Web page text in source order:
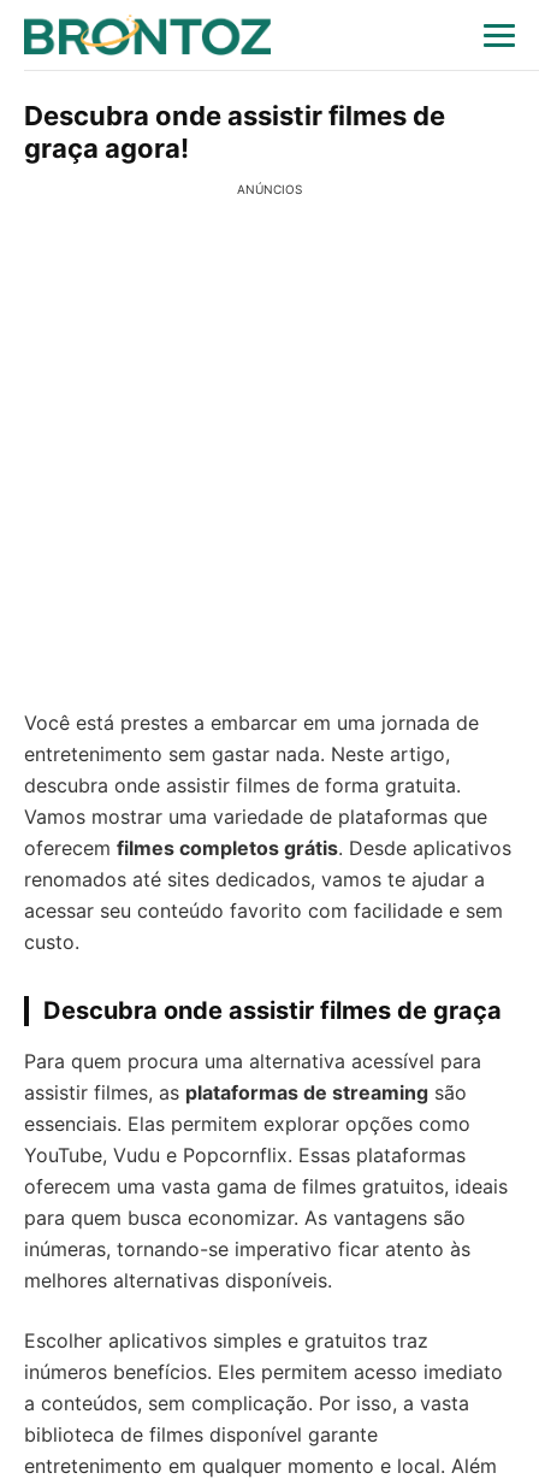
Descubra onde assistir filmes de
graça agora!
ANÚNCIOS
Você está prestes a embarcar em uma jornada de
entretenimento sem gastar nada. Neste artigo,
descubra onde assistir filmes de forma gratuita.
Vamos mostrar uma variedade de plataformas que
oferecem filmes completos grátis. Desde aplicativos
renomados até sites dedicados, vamos te ajudar a
acessar seu conteúdo favorito com facilidade e sem
custo.
Descubra onde assistir filmes de graça
Para quem procura uma alternativa acessível para
assistir filmes, as plataformas de streaming são
essenciais. Elas permitem explorar opções como
YouTube, Vudu e Popcornflix. Essas plataformas
oferecem uma vasta gama de filmes gratuitos, ideais
para quem busca economizar. As vantagens são
inúmeras, tornando-se imperativo ficar atento às
melhores alternativas disponíveis.
Escolher aplicativos simples e gratuitos traz
inúmeros benefícios. Eles permitem acesso imediato
a conteúdos, sem complicação. Por isso, a vasta
biblioteca de filmes disponível garante
entretenimento em qualquer momento e local. Além